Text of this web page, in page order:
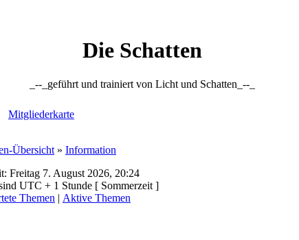
Die Schatten
_--_geführt und trainiert von Licht und Schatten_--_
Mitgliederkarte
Übersicht » Information
Freitag 7. August 2026, 20:24
UTC + 1 Stunde [ Sommerzeit ]
Themen | Aktive Themen